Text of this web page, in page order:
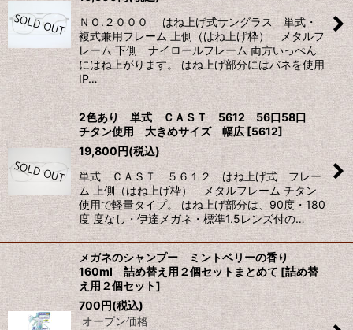
ＮＯ.２０００ はね上げ式サングラス 単式・
複式兼用フレーム 上側（はね上げ枠） メタルフ
レーム 下側 ナイロールフレーム 両方いっぺん
にはね上がります。 はね上げ部分にはバネを使用
IP…
2色あり 単式 ＣＡＳＴ 5612 56口58口
チタン使用 大きめサイズ 幅広 [5612]
19,800円(税込)
単式 ＣＡＳＴ ５６１２ はね上げ式 フレー
ム 上側（はね上げ枠） メタルフレーム チタン
使用で軽量タイプ。 はね上げ部分は、90度・180
度 度なし・伊達メガネ・標準1.5レンズ付の…
メガネのシャンプー ミントベリーの香り
160ml 詰め替え用２個セットまとめて [詰め替
え用２個セット]
700円(税込)
オープン価格